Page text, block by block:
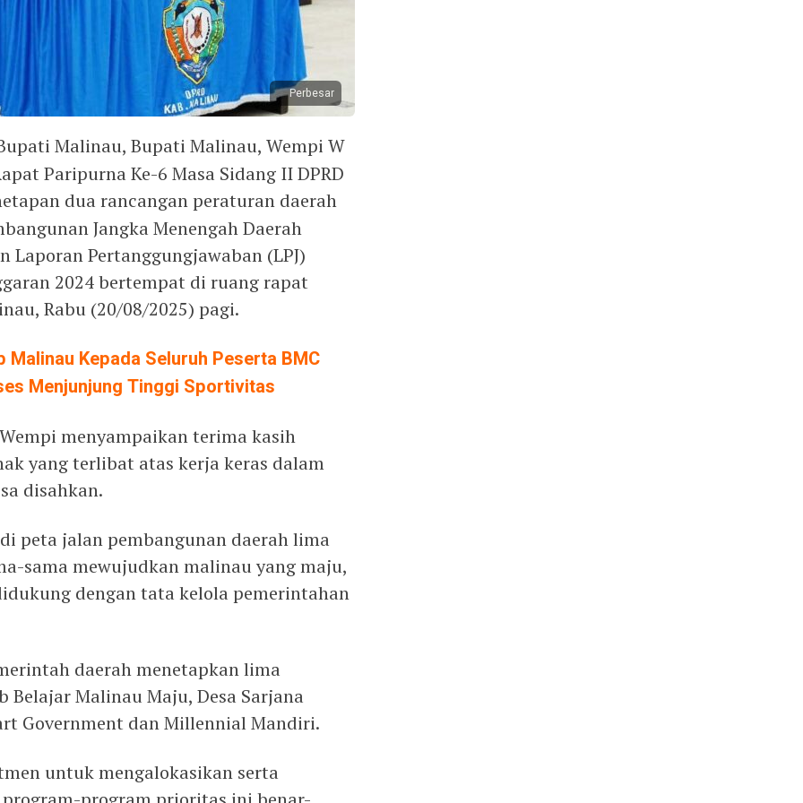
Perbesar
Malinau, Bupati Malinau, Wempi W
Paripurna Ke-6 Masa Sidang II DPRD
dua rancangan peraturan daerah
Jangka Menengah Daerah
Laporan Pertanggungjawaban (LPJ)
2024 bertempat di ruang rapat
Rabu (20/08/2025) pagi.
Kepada Seluruh Peserta BMC
Menjunjung Tinggi Sportivitas
menyampaikan terima kasih
yang terlibat atas kerja keras dalam
disahkan.
peta jalan pembangunan daerah lima
sama mewujudkan malinau yang maju,
dengan tata kelola pemerintahan
daerah menetapkan lima
Malinau Maju, Desa Sarjana
Government dan Millennial Mandiri.
untuk mengalokasikan serta